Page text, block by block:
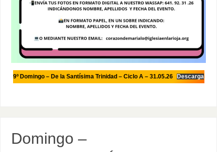
9º Domingo – De la Santísima Trinidad – Ciclo A – 31.05.26 Descarga
Domingo –